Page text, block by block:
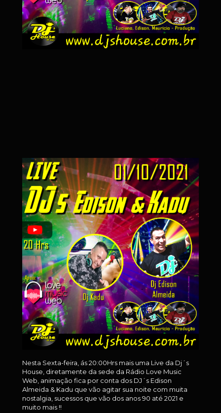
Nesta Sexta-feira, ás 20:00Hrs mais uma Live da Dj´s
House, diretamente da sede da Rádio Love Music
Web, animação fica por conta dos DJ´s Edison
Almeida & Kadu que vão agitar sua noite com muita
nostalgia, sucessos que vão dos anos 90 até 2021 e
muito mais !!